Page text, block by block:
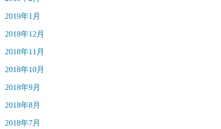
2019年1月
2018年12月
2018年11月
2018年10月
2018年9月
2018年8月
2018年7月